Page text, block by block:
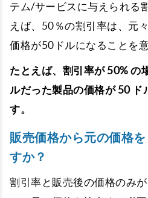
テム/サービスに与えられる
えば、50％の割引率は、元
価格が50ドルになることを意
たとえば、割引率が 50% の
ルだった製品の価格が 50 ド
す。
販売価格から元の価格
すか？
割引率と販売後の価格のみ